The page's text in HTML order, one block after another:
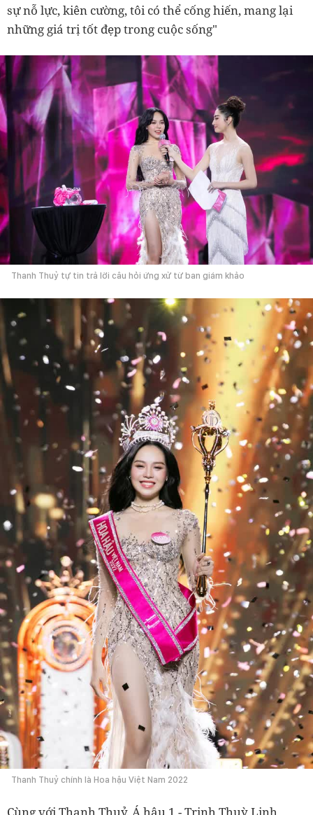
sự nỗ lực, kiên cường, tôi có thể cống hiến, mang lại
những giá trị tốt đẹp trong cuộc sống"
Thanh Thuỷ tự tin trả lời câu hỏi ứng xử từ ban giám khảo
Thanh Thuỷ chính là Hoa hậu Việt Nam 2022